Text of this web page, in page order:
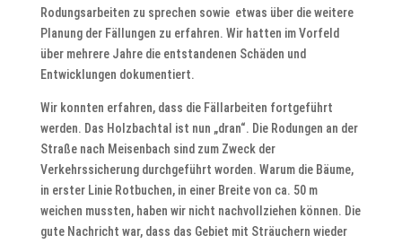
Rodungsarbeiten zu sprechen sowie etwas über die weitere
Planung der Fällungen zu erfahren. Wir hatten im Vorfeld
über mehrere Jahre die entstandenen Schäden und
Entwicklungen dokumentiert.
Wir konnten erfahren, dass die Fällarbeiten fortgeführt
werden. Das Holzbachtal ist nun „dran“. Die Rodungen an der
Straße nach Meisenbach sind zum Zweck der
Verkehrssicherung durchgeführt worden. Warum die Bäume,
in erster Linie Rotbuchen, in einer Breite von ca. 50 m
weichen mussten, haben wir nicht nachvollziehen können. Die
gute Nachricht war, dass das Gebiet mit Sträuchern wieder